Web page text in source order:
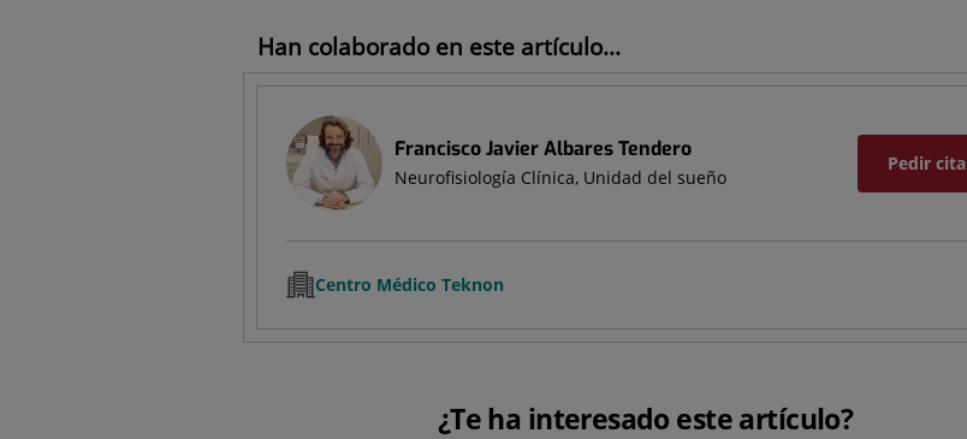
Han colaborado en este artículo...
Francisco Javier Albares Tendero
Neurofisiología Clínica, Unidad del sueño
Pedir cita
Centro Médico Teknon
¿Te ha interesado este artículo?